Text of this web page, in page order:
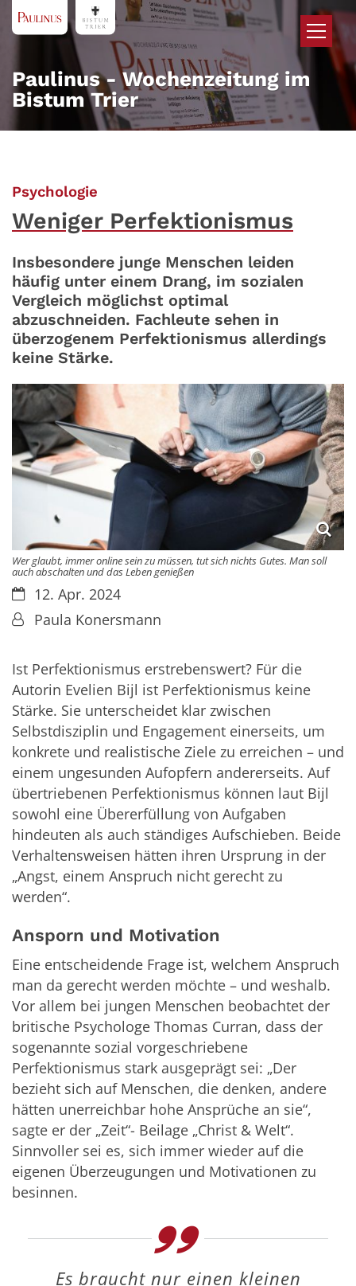
Zum Inhalt springen
Paulinus - Wochenzeitung im
Bistum Trier
Psychologie
Weniger Perfektionismus
Insbesondere junge Menschen leiden
häufig unter einem Drang, im sozialen
Vergleich möglichst optimal
abzuschneiden. Fachleute sehen in
überzogenem Perfektionismus allerdings
keine Stärke.
Wer glaubt, immer online sein zu müssen, tut sich nichts Gutes. Man soll
auch abschalten und das Leben genießen
Datum:12. Apr. 2024
Von:Paula Konersmann
Ist Perfektionismus erstrebenswert? Für die
Autorin Evelien Bijl ist Perfektionismus keine
Stärke. Sie unterscheidet klar zwischen
Selbstdisziplin und Engagement einerseits, um
konkrete und realistische Ziele zu erreichen – und
einem ungesunden Aufopfern andererseits. Auf
übertriebenen Perfektionismus können laut Bijl
sowohl eine Übererfüllung von Aufgaben
hindeuten als auch ständiges Aufschieben. Beide
Verhaltensweisen hätten ihren Ursprung in der
„Angst, einem Anspruch nicht gerecht zu
werden“.
Ansporn und Motivation
Eine entscheidende Frage ist, welchem Anspruch
man da gerecht werden möchte – und weshalb.
Vor allem bei jungen Menschen beobachtet der
britische Psychologe Thomas Curran, dass der
sogenannte sozial vorgeschriebene
Perfektionismus stark ausgeprägt sei: „Der
bezieht sich auf Menschen, die denken, andere
hätten unerreichbar hohe Ansprüche an sie“,
sagte er der „Zeit“- Beilage „Christ & Welt“.
Sinnvoller sei es, sich immer wieder auf die
eigenen Überzeugungen und Motivationen zu
besinnen.
Es braucht nur einen kleinen